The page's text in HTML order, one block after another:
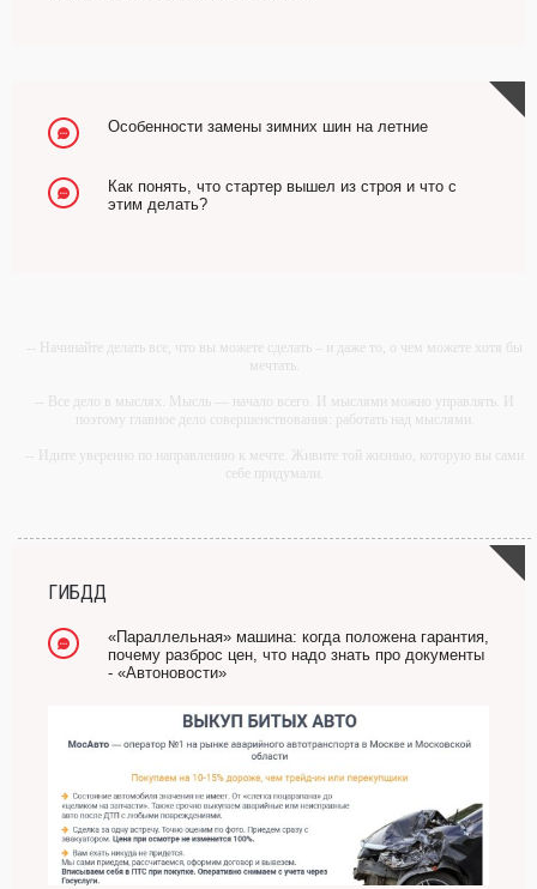
Особенности замены зимних шин на летние
Как понять, что стартер вышел из строя и что с
этим делать?
-- Начинайте делать все, что вы можете сделать – и даже то, о чем можете хотя бы
мечтать.
-- Все дело в мыслях. Мысль — начало всего. И мыслями можно управлять. И
поэтому главное дело совершенствования: работать над мыслями.
-- Идите уверенно по направлению к мечте. Живите той жизнью, которую вы сами
себе придумали.
-- Лучшее, что можно сделать с хорошим советом, это пропустить его мимо ушей.
Он никогда не бывает полезен никому, кроме того, кто его дал.
ГИБДД
«Параллельная» машина: когда положена гарантия,
почему разброс цен, что надо знать про документы
- «Автоновости»